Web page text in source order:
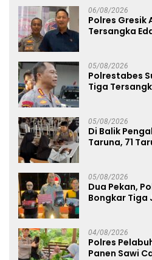
06/08/2026
Polres Gresik
Tersangka
05/08/2026
Polrestabes
Tiga
05/08/2026
Di Balik
Taruna, 71
05/08/2026
Dua Pekan,
Bongkar Tiga
04/08/2026
Polres
Panen Sawi